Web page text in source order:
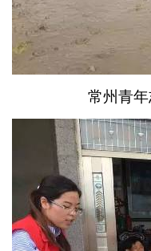
常州青年